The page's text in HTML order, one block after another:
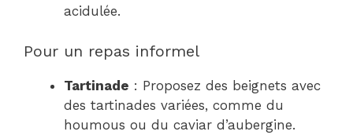
acidulée.
Pour un repas informel
Tartinade : Proposez des beignets avec
des tartinades variées, comme du
houmous ou du caviar d’aubergine.